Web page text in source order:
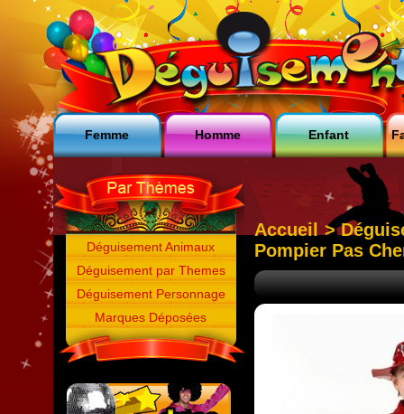
Femme Homme Enfant
Déguisement Animaux
Déguisement par Themes
Déguisement Personnage
Marques Déposées
Accueil >
Pompier Pas